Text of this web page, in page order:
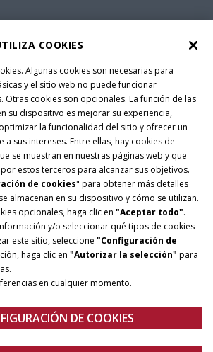
Política de Privacidad
Nota Legal
LLC. All Rights Reserved. Case IH is a
America LLC.
COOKIES
Algunas cookies son necesarias para
y el sitio web no puede funcionar
Otras cookies son opcionales. La función de las
su dispositivo es mejorar su experiencia,
la funcionalidad del sitio y ofrecer un
a sus intereses. Entre ellas, hay cookies de
se muestran en nuestras páginas web y que
estos terceros para alcanzar sus objetivos.
de cookies" para obtener más detalles
almacenan en su dispositivo y cómo se utilizan.
opcionales, haga clic en "Aceptar todo".
y/o seleccionar qué tipos de cookies
este sitio, seleccione "Configuración de
haga clic en "Autorizar la selección" para
en cualquier momento.
DE COOKIES